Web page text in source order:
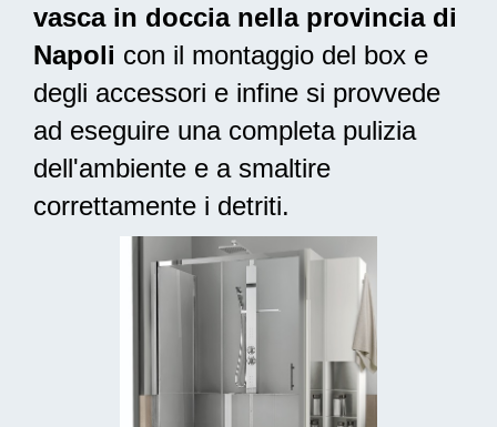
vasca in doccia nella provincia di
Napoli con il montaggio del box e
degli accessori e infine si provvede
ad eseguire una completa pulizia
dell'ambiente e a smaltire
correttamente i detriti.